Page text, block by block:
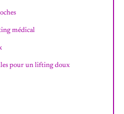
médical
pour un lifting doux